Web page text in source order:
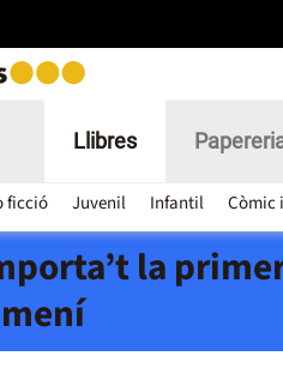
Llibres
ficció Juvenil Infantil Còmic
la